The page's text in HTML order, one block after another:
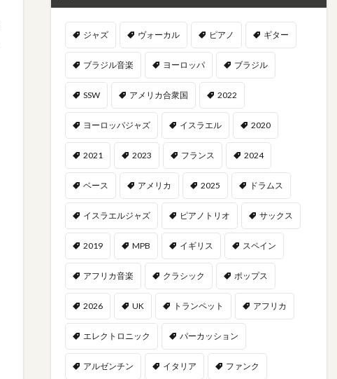
ジャズ ヴォーカル ピアノ ギター
ブラジル音楽 ヨーロッパ ブラジル
SSW アメリカ合衆国 2022
ヨーロッパジャズ イスラエル 2020
2021 2023 フランス 2024
ベース アメリカ 2025 ドラムス
イスラエルジャズ ピアノトリオ サックス
2019 MPB イギリス スペイン
アフリカ音楽 クラシック ポップス
2026 UK トランペット アフリカ
エレクトロニック パーカッション
アルゼンチン イタリア ファンク